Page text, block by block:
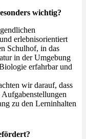
wichtig?
erlebnisorientiert
Schulhof, in das
in der Umgebung
erfahrbar und
wir darauf, dass
zu den Lerninhalten